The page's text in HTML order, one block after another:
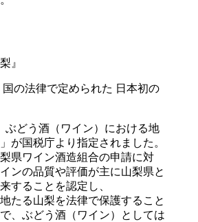
』
国の法律で定められた 日本初の
ぶどう酒（ワイン）における地
が国税庁より指定されました。
県ワイン酒造組合の申請に対
ンの品質や評価が主に山梨県と
することを認定し、
たる山梨を法律で保護すること
、ぶどう酒（ワイン）としては